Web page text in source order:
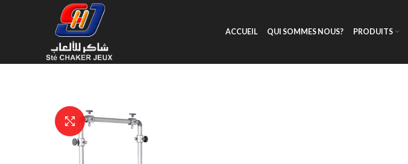
ACCUEIL QUI SOMMES NOUS? PRODUITS
Click to enlarge